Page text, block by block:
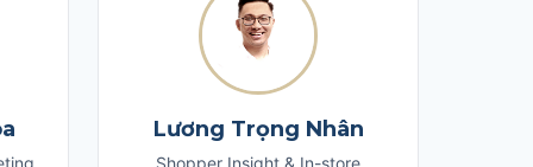
Lương Trọng Nhân
Shopper Insight & In-store